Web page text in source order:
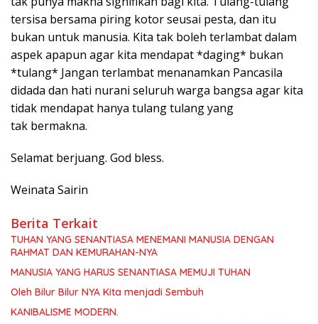
tersisa bersama piring kotor seusai pesta, dan itu
bukan untuk manusia. Kita tak boleh terlambat dalam
aspek apapun agar kita mendapat *daging* bukan
*tulang* Jangan terlambat menanamkan Pancasila
didada dan hati nurani seluruh warga bangsa agar kita
tidak mendapat hanya tulang tulang yang
tak bermakna.
Selamat berjuang. God bless.
Weinata Sairin
Berita Terkait
TUHAN YANG SENANTIASA MENEMANI MANUSIA DENGAN
RAHMAT DAN KEMURAHAN-NYA
MANUSIA YANG HARUS SENANTIASA MEMUJI TUHAN
Oleh Bilur Bilur NYA Kita menjadi Sembuh
KANIBALISME MODERN.